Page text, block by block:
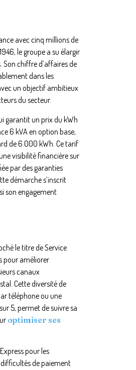
avec cinq millions de
le groupe a su élargir
chiffre d’affaires de
dans les
un objectif ambitieux
du secteur.
garantit un prix du kWh
6 kVA en option base,
de 6 000 kWh. Ce tarif
visibilité financière sur
par des garanties
démarche s’inscrit
son engagement
le titre de Service
pour améliorer
canaux
Cette diversité de
téléphone ou une
5, permet de suivre sa
optimiser ses
pour les
difficultés de paiement